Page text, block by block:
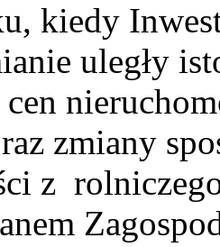
kiedy
uległy
zmiany
z